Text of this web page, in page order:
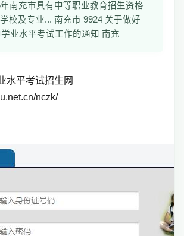
南充市具有中等职业教育招生资格
校及专业... 南充市 9924 关于做好
业水平考试工作的通知 南充
水平考试招生网
nczk/